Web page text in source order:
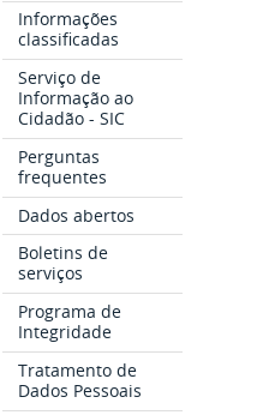
Informações
classificadas
Serviço de
Informação ao
Cidadão - SIC
Perguntas
frequentes
Dados abertos
Boletins de
serviços
Programa de
Integridade
Tratamento de
Dados Pessoais